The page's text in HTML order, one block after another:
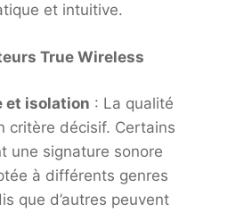
et intuitive.
True Wireless
et isolation : La qualité
critère décisif. Certains
une signature sonore
à différents genres
que d’autres peuvent